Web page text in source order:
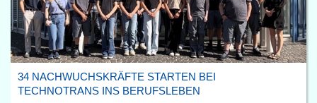
34 NACHWUCHSKRÄFTE STARTEN BEI
TECHNOTRANS INS BERUFSLEBEN